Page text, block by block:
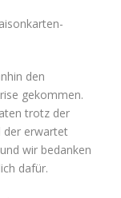
den
gekommen.
trotz der
der erwartet
wir bedanken
dafür.